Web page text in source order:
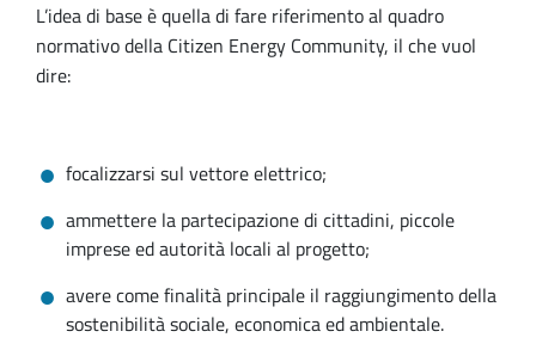
L’idea di base è quella di fare riferimento al quadro
normativo della Citizen Energy Community, il che vuol
dire:
focalizzarsi sul vettore elettrico;
ammettere la partecipazione di cittadini, piccole
imprese ed autorità locali al progetto;
avere come finalità principale il raggiungimento della
sostenibilità sociale, economica ed ambientale.